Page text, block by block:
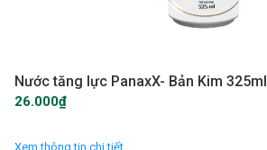
Nước tăng lực PanaxX- Bản Kim 325ml
26.000₫
Xem thông tin chi tiết